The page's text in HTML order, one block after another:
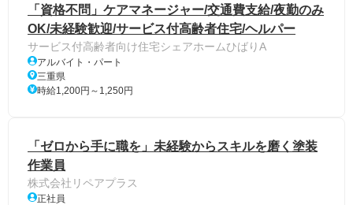
「資格不問」ケアマネージャー/交通費支給/夜勤のみ
OK/未経験歓迎/サービス付高齢者住宅/ヘルパー
サービス付高齢者向け住宅シェアホームひばりA
アルバイト・パート
三重県
時給1,200円～1,250円
「ゼロから手に職を」未経験からスキルを磨く塗装
作業員
株式会社リペアプラス
正社員